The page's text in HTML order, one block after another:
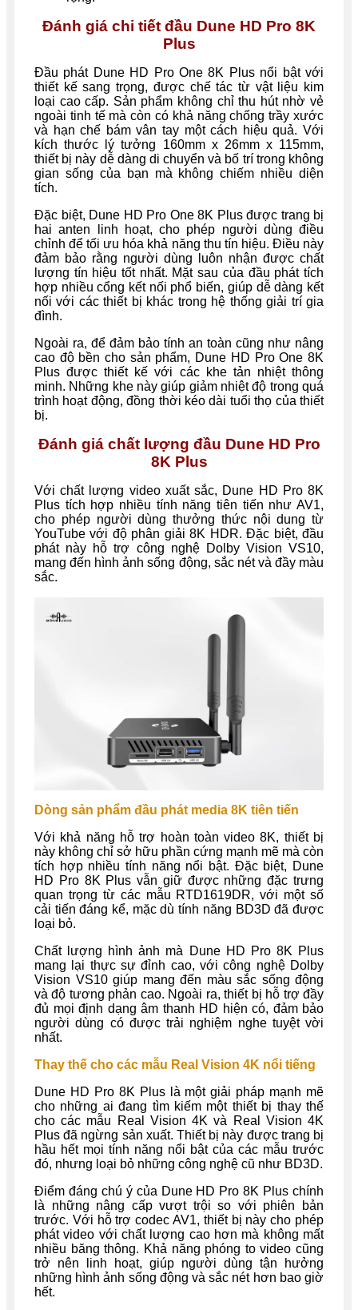
Đánh giá chi tiết đầu Dune HD Pro 8K
Plus
Đầu phát Dune HD Pro One 8K Plus nổi bật với
thiết kế sang trọng, được chế tác từ vật liệu kim
loại cao cấp. Sản phẩm không chỉ thu hút nhờ vẻ
ngoài tinh tế mà còn có khả năng chống trầy xước
và hạn chế bám vân tay một cách hiệu quả. Với
kích thước lý tưởng 160mm x 26mm x 115mm,
thiết bị này dễ dàng di chuyển và bố trí trong không
gian sống của bạn mà không chiếm nhiều diện
tích.
Đặc biệt, Dune HD Pro One 8K Plus được trang bị
hai anten linh hoạt, cho phép người dùng điều
chỉnh để tối ưu hóa khả năng thu tín hiệu. Điều này
đảm bảo rằng người dùng luôn nhận được chất
lượng tín hiệu tốt nhất. Mặt sau của đầu phát tích
hợp nhiều cổng kết nối phổ biến, giúp dễ dàng kết
nối với các thiết bị khác trong hệ thống giải trí gia
đình.
Ngoài ra, để đảm bảo tính an toàn cũng như nâng
cao độ bền cho sản phẩm, Dune HD Pro One 8K
Plus được thiết kế với các khe tản nhiệt thông
minh. Những khe này giúp giảm nhiệt độ trong quá
trình hoạt động, đồng thời kéo dài tuổi thọ của thiết
bị.
Đánh giá chất lượng đầu Dune HD Pro
8K Plus
Với chất lượng video xuất sắc, Dune HD Pro 8K
Plus tích hợp nhiều tính năng tiên tiến như AV1,
cho phép người dùng thưởng thức nội dung từ
YouTube với độ phân giải 8K HDR. Đặc biệt, đầu
phát này hỗ trợ công nghệ Dolby Vision VS10,
mang đến hình ảnh sống động, sắc nét và đầy màu
sắc.
Dòng sản phẩm đầu phát media 8K tiên tiến
Với khả năng hỗ trợ hoàn toàn video 8K, thiết bị
này không chỉ sở hữu phần cứng mạnh mẽ mà còn
tích hợp nhiều tính năng nổi bật. Đặc biệt, Dune
HD Pro 8K Plus vẫn giữ được những đặc trưng
quan trọng từ các mẫu RTD1619DR, với một số
cải tiến đáng kể, mặc dù tính năng BD3D đã được
loại bỏ.
Chất lượng hình ảnh mà Dune HD Pro 8K Plus
mang lại thực sự đỉnh cao, với công nghệ Dolby
Vision VS10 giúp mang đến màu sắc sống động
và độ tương phản cao. Ngoài ra, thiết bị hỗ trợ đầy
đủ mọi định dạng âm thanh HD hiện có, đảm bảo
người dùng có được trải nghiệm nghe tuyệt vời
nhất.
Thay thế cho các mẫu Real Vision 4K nổi tiếng
Dune HD Pro 8K Plus là một giải pháp mạnh mẽ
cho những ai đang tìm kiếm một thiết bị thay thế
cho các mẫu Real Vision 4K và Real Vision 4K
Plus đã ngừng sản xuất. Thiết bị này được trang bị
hầu hết mọi tính năng nổi bật của các mẫu trước
đó, nhưng loại bỏ những công nghệ cũ như BD3D.
Điểm đáng chú ý của Dune HD Pro 8K Plus chính
là những nâng cấp vượt trội so với phiên bản
trước. Với hỗ trợ codec AV1, thiết bị này cho phép
phát video với chất lượng cao hơn mà không mất
nhiều băng thông. Khả năng phóng to video cũng
trở nên linh hoạt, giúp người dùng tận hưởng
những hình ảnh sống động và sắc nét hơn bao giờ
hết.